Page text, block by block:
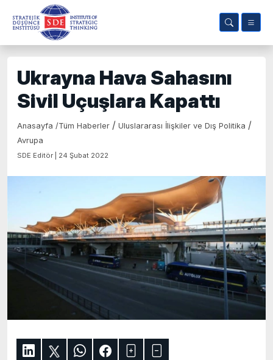
Ukrayna Hava Sahasını
Sivil Uçuşlara Kapattı
Anasayfa /Tüm Haberler / Uluslararası İlişkiler ve Dış Politika /
Avrupa
SDE Editör | 24 Şubat 2022